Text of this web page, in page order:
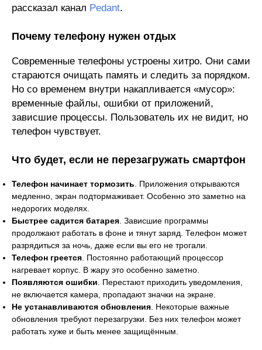
рассказал канал Pedant.
Почему телефону нужен отдых
Современные телефоны устроены хитро. Они сами
стараются очищать память и следить за порядком.
Но со временем внутри накапливается «мусор»:
временные файлы, ошибки от приложений,
зависшие процессы. Пользователь их не видит, но
телефон чувствует.
Что будет, если не перезагружать смартфон
Телефон начинает тормозить . Приложения открываются
медленно, экран подтормаживает. Особенно это заметно на
недорогих моделях.
Быстрее садится батарея . Зависшие программы
продолжают работать в фоне и тянут заряд. Телефон может
разрядиться за ночь, даже если вы его не трогали.
Телефон греется . Постоянно работающий процессор
нагревает корпус. В жару это особенно заметно.
Появляются ошибки . Перестают приходить уведомления,
не включается камера, пропадают значки на экране.
Не устанавливаются обновления . Некоторые важные
обновления требуют перезагрузки. Без них телефон может
работать хуже и быть менее защищённым.